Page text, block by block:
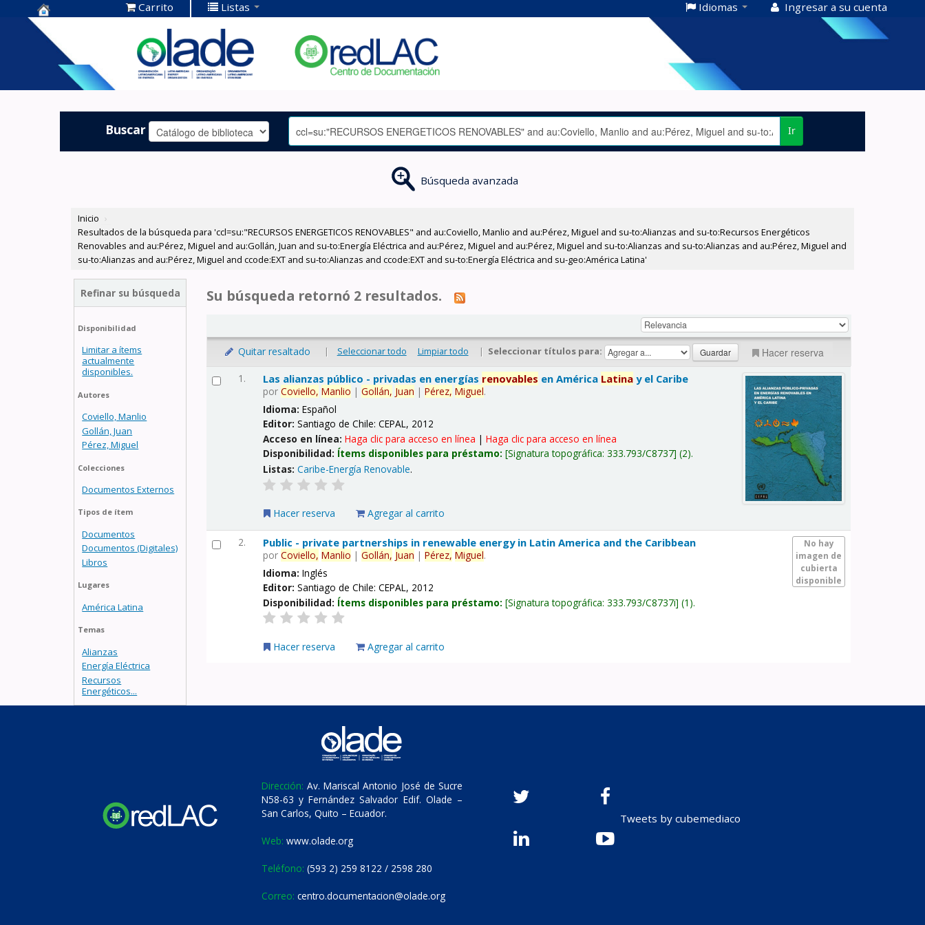
Centro de
Documentación
OLADE -
Carrito Listas Idiomas Ingresar a su cuenta
Buscar Ir
Búsqueda avanzada
Inicio ›
Resultados de la búsqueda para 'ccl=su:"RECURSOS ENERGETICOS RENOVABLES" and au:Coviello, Manlio and au:Pérez, Miguel and su-to:Alianzas and su-to:Recursos Energéticos
Renovables and au:Pérez, Miguel and au:Gollán, Juan and su-to:Energía Eléctrica and au:Pérez, Miguel and au:Pérez, Miguel and su-to:Alianzas and su-to:Alianzas and au:Pérez, Miguel and
su-to:Alianzas and au:Pérez, Miguel and ccode:EXT and su-to:Alianzas and ccode:EXT and su-to:Energía Eléctrica and su-geo:América Latina'
Refinar su búsqueda
Disponibilidad
Limitar a ítems
actualmente
disponibles.
Autores
Coviello, Manlio
Gollán, Juan
Pérez, Miguel
Colecciones
Documentos Externos
Tipos de ítem
Documentos
Documentos (Digitales)
Libros
Lugares
América Latina
Temas
Alianzas
Energía Eléctrica
Recursos
Energéticos...
Su búsqueda retornó 2 resultados.
Quitar resaltado | Seleccionar todo Limpiar todo | Seleccionar títulos para: Hacer reserva
1. Las alianzas público - privadas en energías renovables en América Latina y el Caribe
porCoviello, Manlio |Gollán, Juan |Pérez, Miguel.
Idioma:Español
Editor:Santiago de Chile: CEPAL, 2012
Acceso en línea:Haga clic para acceso en línea |Haga clic para acceso en línea
Disponibilidad: Ítems disponibles para préstamo: Signatura topográfica:333.793/C8737 (2).
Listas: Caribe-Energía Renovable.
Hacer reserva Agregar al carrito
2.
No hay
imagen de
cubierta
disponible
Public - private partnerships in renewable energy in Latin America and the Caribbean
porCoviello, Manlio |Gollán, Juan |Pérez, Miguel.
Idioma:Inglés
Editor:Santiago de Chile: CEPAL, 2012
Disponibilidad: Ítems disponibles para préstamo: Signatura topográfica:333.793/C8737i (1).
Hacer reserva Agregar al carrito
Dirección: Av. Mariscal Antonio José de Sucre
N58-63 y Fernández Salvador Edif. Olade –
San Carlos, Quito – Ecuador.
Web: www.olade.org
Teléfono: (593 2) 259 8122 / 2598 280
Correo: centro.documentacion@olade.org
Tweets by cubemediaco